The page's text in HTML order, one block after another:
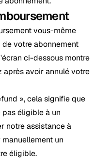
vous-même
votre abonnement
ci-dessous montre
après avoir annulé votre
», cela signifie que
éligible à un
notre assistance à
un
éligible.